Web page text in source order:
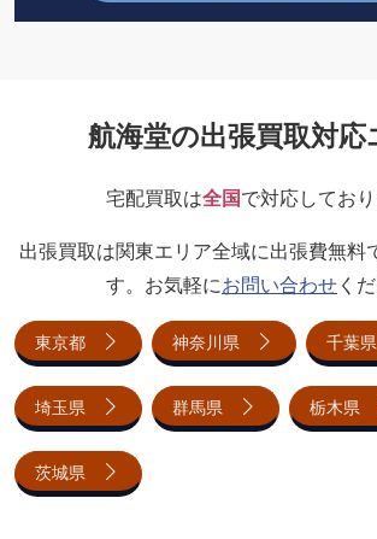
航海堂の出張買取対応
宅配買取は全国で対応しており
出張買取は関東エリア全域に出張費無料
す。お気軽にお問い合わせく
東京都 神奈川県 千葉県
埼玉県 群馬県 栃木県
茨城県